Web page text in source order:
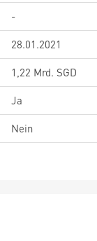
-
28.01.2021
1,22 Mrd. SGD
Ja
Nein